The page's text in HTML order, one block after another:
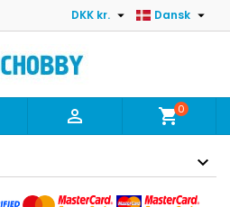
Dansk 
DKK kr. 
 shopping_cart0